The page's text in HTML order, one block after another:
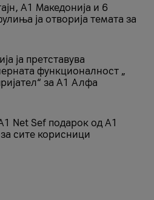
A1 Македонија и 6
ја отворија темата за
ја претставува
функционалност „
за А1 Алфа
Net Sеf подарок од А1
сите корисници